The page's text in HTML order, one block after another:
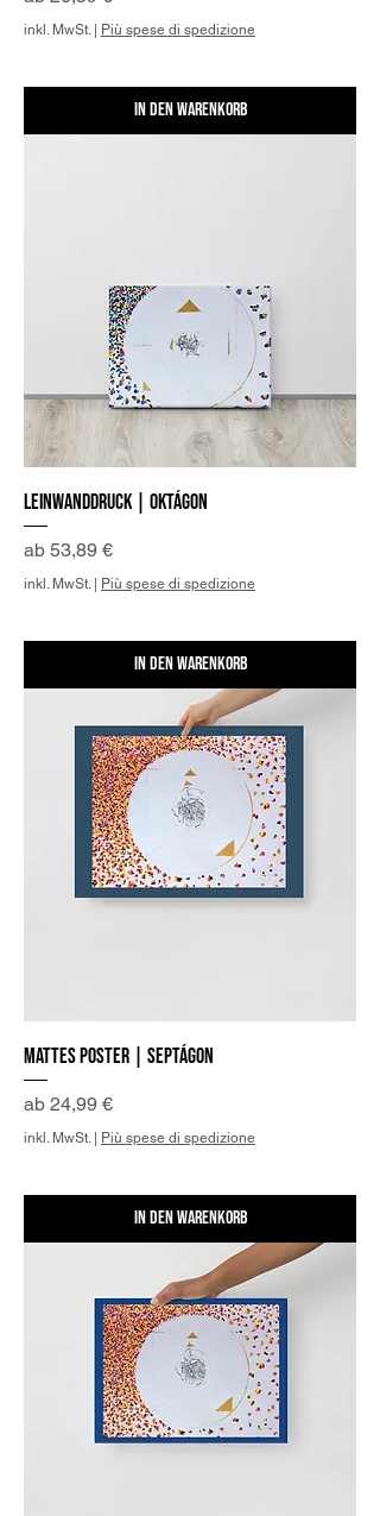
inkl. MwSt.| Più spese di spedizione
In den Warenkorb
Leinwanddruck | Oktágon
ab 53,89 €
Sale-Preis
inkl. MwSt.| Più spese di spedizione
In den Warenkorb
Mattes Poster | Septágon
ab 24,99 €
Sale-Preis
inkl. MwSt.| Più spese di spedizione
In den Warenkorb